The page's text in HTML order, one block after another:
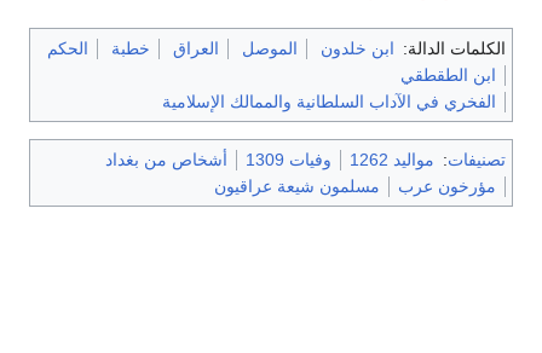
الكلمات الدالة: ابن خلدون الموصل العراق خطبة
الحكم
ابن الطقطقي
الفخري في الآداب السلطانية والممالك الإسلامية
تصنيفات: مواليد 1262 وفيات 1309
أشخاص من بغداد
مؤرخون عرب
مسلمون شيعة عراقيون